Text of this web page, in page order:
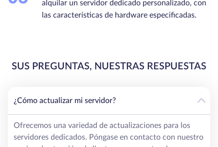
alquilar un servidor dedicado personalizado, con
las características de hardware especificadas.
SUS PREGUNTAS, NUESTRAS RESPUESTAS
¿Cómo actualizar mi servidor?
Ofrecemos una variedad de actualizaciones para los
servidores dedicados. Póngase en contacto con nuestro